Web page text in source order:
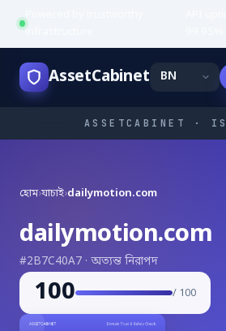
Powered by trustworthy
infrastructure
AssetCabinet
ASSETCABINET ·
হোম›যাচাই›dailymotion.com
dailymotion.com
#2B7C40A7 · অত্যন্ত নিরাপদ
100 / 100